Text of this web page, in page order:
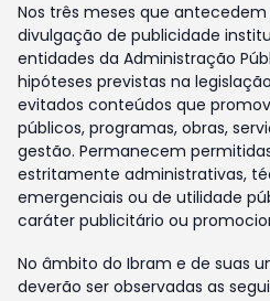
Nos três meses que
divulgação de publicidade
entidades da Administração
hipóteses previstas na
evitados conteúdos que
públicos, programas, obras,
gestão. Permanecem
estritamente administrativas,
emergenciais ou de utilidade
caráter publicitário ou
No âmbito do Ibram e de suas
deverão ser observadas as